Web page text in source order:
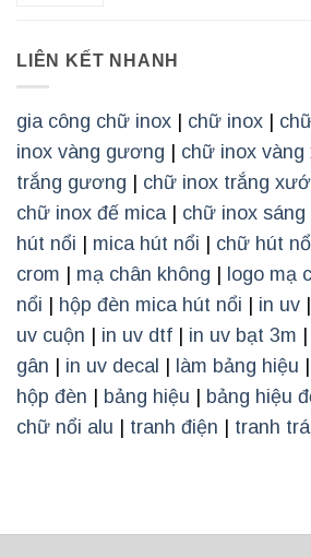
LIÊN KẾT NHANH
gia công chữ inox chữ inox
inox vàng gương
chữ inox
trắng gương
chữ inox trắng
chữ inox đế mica| chữ inox sáng
hút nổi
mica hút nổi chữ hút
crom
mạ chân không logo mạ
nổi
hộp đèn mica hút nổi in uv
uv cuộn
in uv dtf in uv bạt 3m
gân
in uv decal làm bảng hiệu
hộp đèn
bảng hiệu bảng hiệu
chữ nổi alu
tranh điện tranh